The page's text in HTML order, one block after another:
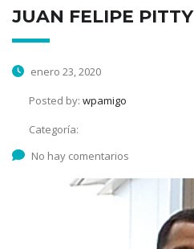
JUAN FELIPE PITTY
enero 23, 2020
Posted by: wpamigo
Categoría:
No hay comentarios